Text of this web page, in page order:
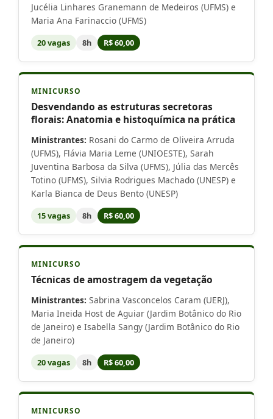
Jucélia Linhares Granemann de Medeiros (UFMS) e
Maria Ana Farinaccio (UFMS)
20 vagas 8h R$ 60,00
MINICURSO
Desvendando as estruturas secretoras
florais: Anatomia e histoquímica na prática
Ministrantes: Rosani do Carmo de Oliveira Arruda
(UFMS), Flávia Maria Leme (UNIOESTE), Sarah
Juventina Barbosa da Silva (UFMS), Júlia das Mercês
Totino (UFMS), Silvia Rodrigues Machado (UNESP) e
Karla Bianca de Deus Bento (UNESP)
15 vagas 8h R$ 60,00
MINICURSO
Técnicas de amostragem da vegetação
Ministrantes: Sabrina Vasconcelos Caram (UERJ),
Maria Ineida Host de Aguiar (Jardim Botânico do Rio
de Janeiro) e Isabella Sangy (Jardim Botânico do Rio
de Janeiro)
20 vagas 8h R$ 60,00
MINICURSO